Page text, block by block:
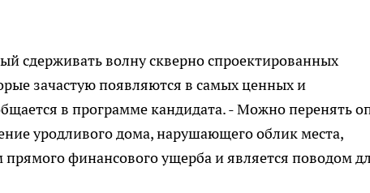
сдерживать волну скверно спроектированных
зачастую появляются в самых ценных и
в программе кандидата. - Можно перенять
уродливого дома, нарушающего облик места,
прямого финансового ущерба и является поводом